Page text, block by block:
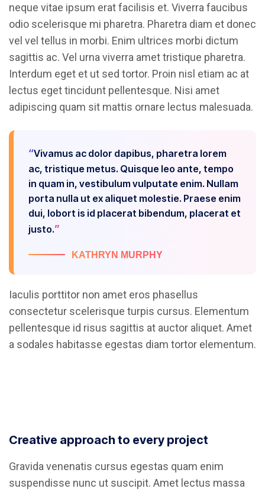
neque vitae ipsum erat facilisis et. Viverra faucibus
odio scelerisque mi pharetra. Pharetra diam et donec
vel vel tellus in morbi. Enim ultrices morbi dictum
sagittis ac. Vel urna viverra amet tristique pharetra.
Interdum eget et ut sed tortor. Proin nisl etiam ac at
lectus eget tincidunt pellentesque. Nisi amet
adipiscing quam sit mattis ornare lectus malesuada.
Vivamus ac dolor dapibus, pharetra lorem
ac, tristique metus. Quisque leo ante, tempo
in quam in, vestibulum vulputate enim. Nullam
porta nulla ut ex aliquet molestie. Praese enim
dui, lobort is id placerat bibendum, placerat et
justo.
KATHRYN MURPHY
Iaculis porttitor non amet eros phasellus
consectetur scelerisque turpis cursus. Elementum
pellentesque id risus sagittis at auctor aliquet. Amet
a sodales habitasse egestas diam tortor elementum.
Creative approach to every project
Gravida venenatis cursus egestas quam enim
suspendisse nunc ut suscipit. Amet lectus massa